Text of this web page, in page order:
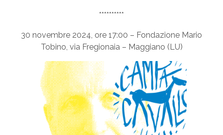
**********
30 novembre 2024, ore 17:00 – Fondazione Mario
Tobino, via Fregionaia – Maggiano (LU)